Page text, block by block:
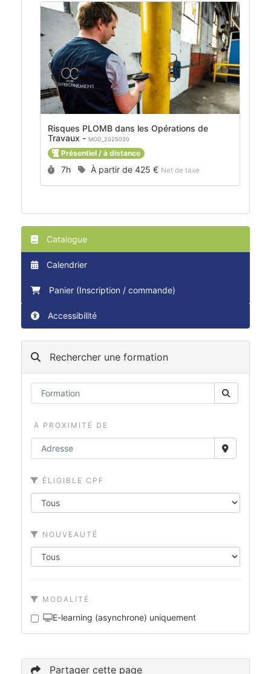
Risques PLOMB dans les Opérations de
Travaux - MOD_2025030
Présentiel / à distance
Durée :
7h Prix :
À partir de 425 € Net de taxe
Catalogue
Calendrier
Panier (Inscription / commande)
Accessibilité
Rechercher une formation
À PROXIMITÉ DE
ÉLIGIBLE CPF
NOUVEAUTÉ
MODALITÉ
E-learning (asynchrone) uniquement
Partager cette page